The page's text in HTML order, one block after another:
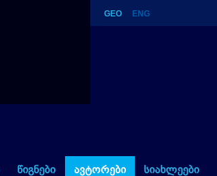
GEO ENG
წიგნები ავტორები სიახლეები